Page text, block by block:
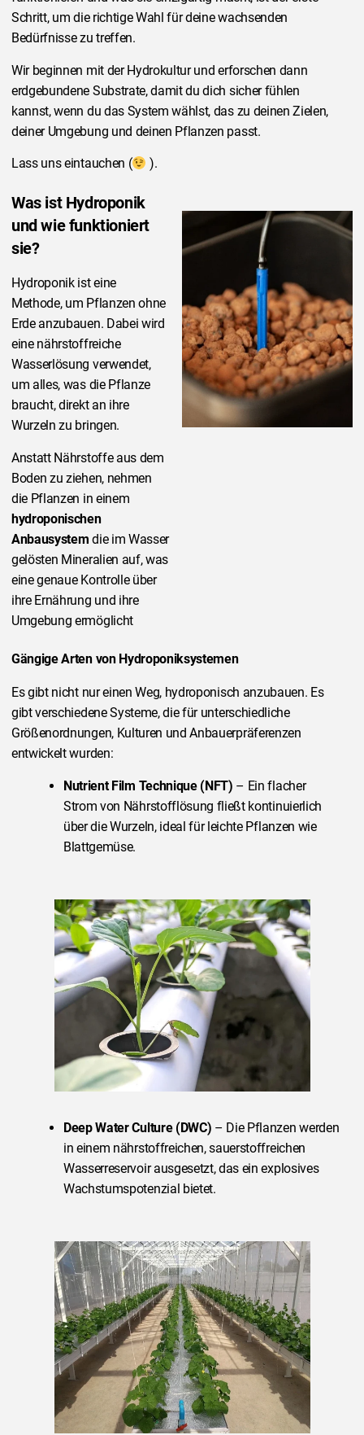
Schritt, um die richtige Wahl für deine wachsenden
Bedürfnisse zu treffen.
Wir beginnen mit der Hydrokultur und erforschen dann
erdgebundene Substrate, damit du dich sicher fühlen
kannst, wenn du das System wählst, das zu deinen Zielen,
deiner Umgebung und deinen Pflanzen passt.
Lass uns eintauchen ( ).
Was ist Hydroponik
und wie funktioniert
sie?
Hydroponik ist eine
Methode, um Pflanzen ohne
Erde anzubauen. Dabei wird
eine nährstoffreiche
Wasserlösung verwendet,
um alles, was die Pflanze
braucht, direkt an ihre
Wurzeln zu bringen.
Anstatt Nährstoffe aus dem
Boden zu ziehen, nehmen
die Pflanzen in einem
hydroponischen
Anbausystem die im Wasser
gelösten Mineralien auf, was
eine genaue Kontrolle über
ihre Ernährung und ihre
Umgebung ermöglicht
Gängige Arten von Hydroponiksystemen
Es gibt nicht nur einen Weg, hydroponisch anzubauen. Es
gibt verschiedene Systeme, die für unterschiedliche
Größenordnungen, Kulturen und Anbauerpräferenzen
entwickelt wurden:
Nutrient Film Technique (NFT) – Ein flacher
Strom von Nährstofflösung fließt kontinuierlich
über die Wurzeln, ideal für leichte Pflanzen wie
Blattgemüse.
Deep Water Culture (DWC) – Die Pflanzen werden
in einem nährstoffreichen, sauerstoffreichen
Wasserreservoir ausgesetzt, das ein explosives
Wachstumspotenzial bietet.